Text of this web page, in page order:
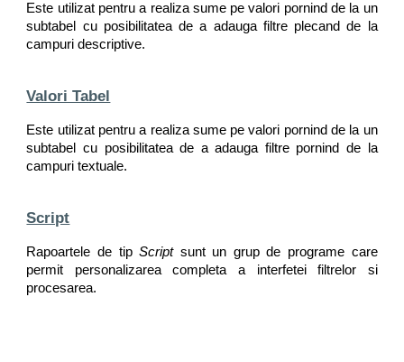
Este utilizat pentru a realiza sume pe valori pornind de la un
subtabel cu posibilitatea de a adauga filtre plecand de la
campuri descriptive.
Valori Tabel
Este utilizat pentru a realiza sume pe valori pornind de la un
subtabel cu posibilitatea de a adauga filtre pornind de la
campuri textuale.
Script
Rapoartele de tipScriptsunt un grup de programe care
permit personalizarea completa a interfetei filtrelor si
procesarea.